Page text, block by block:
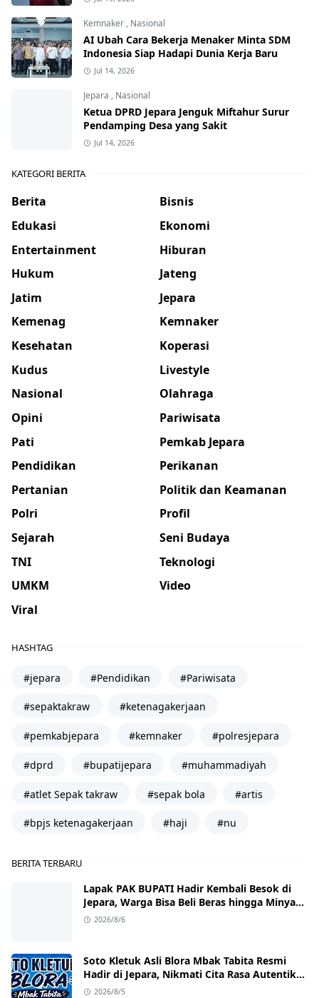
Kemnaker , Nasional
AI Ubah Cara Bekerja Menaker Minta SDM
Indonesia Siap Hadapi Dunia Kerja Baru
Jul 14, 2026
Jepara , Nasional
Ketua DPRD Jepara Jenguk Miftahur Surur
Pendamping Desa yang Sakit
Jul 14, 2026
KATEGORI BERITA
Berita
Bisnis
Edukasi
Ekonomi
Entertainment
Hiburan
Hukum
Jateng
Jatim
Jepara
Kemenag
Kemnaker
Kesehatan
Koperasi
Kudus
Livestyle
Nasional
Olahraga
Opini
Pariwisata
Pati
Pemkab Jepara
Pendidikan
Perikanan
Pertanian
Politik dan Keamanan
Polri
Profil
Sejarah
Seni Budaya
TNI
Teknologi
UMKM
Video
Viral
HASHTAG
#jepara #Pendidikan #Pariwisata
#sepaktakraw #ketenagakerjaan
#pemkabjepara #kemnaker #polresjepara
#dprd #bupatijepara #muhammadiyah
#atlet Sepak takraw #sepak bola #artis
#bpjs ketenagakerjaan #haji #nu
BERITA TERBARU
Lapak PAK BUPATI Hadir Kembali Besok di
Jepara, Warga Bisa Beli Beras hingga Minyak
Goreng dengan Harga Terjangkau
2026/8/6
Soto Kletuk Asli Blora Mbak Tabita Resmi
Hadir di Jepara, Nikmati Cita Rasa Autentik
Mulai Rp10 Ribu
2026/8/5